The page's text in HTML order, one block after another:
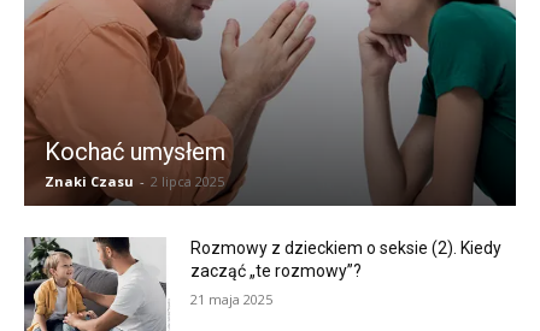
Kochać umysłem
Znaki Czasu - 2 lipca 2025
Rozmowy z dzieckiem o seksie (2). Kiedy
zacząć „te rozmowy”?
21 maja 2025